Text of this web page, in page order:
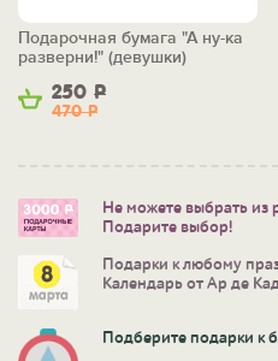
250 Р
470Р
Подарочная бумага "А ну-ка
разверни!" (девушки)
Не можете выбрать из
Подарите выбор!
Подарки к любому
Календарь от Ар де
Подберите подарки к